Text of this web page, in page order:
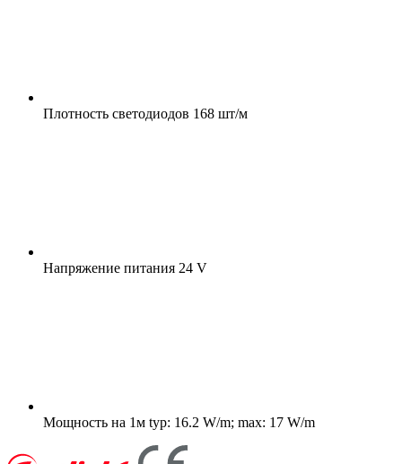
Плотность светодиодов 168 шт/м
Напряжение питания 24 V
Мощность на 1м typ: 16.2 W/m; max: 17 W/m